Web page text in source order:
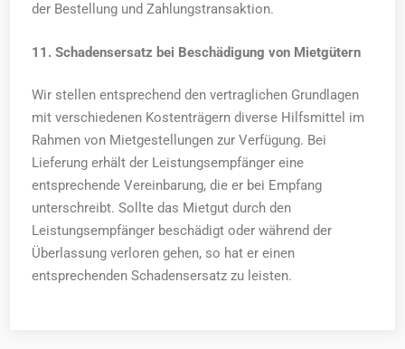
der Bestellung und Zahlungstransaktion.
11. Schadensersatz bei Beschädigung von Mietgütern
Wir stellen entsprechend den vertraglichen Grundlagen
mit verschiedenen Kostenträgern diverse Hilfsmittel im
Rahmen von Mietgestellungen zur Verfügung. Bei
Lieferung erhält der Leistungsempfänger eine
entsprechende Vereinbarung, die er bei Empfang
unterschreibt. Sollte das Mietgut durch den
Leistungsempfänger beschädigt oder während der
Überlassung verloren gehen, so hat er einen
entsprechenden Schadensersatz zu leisten.